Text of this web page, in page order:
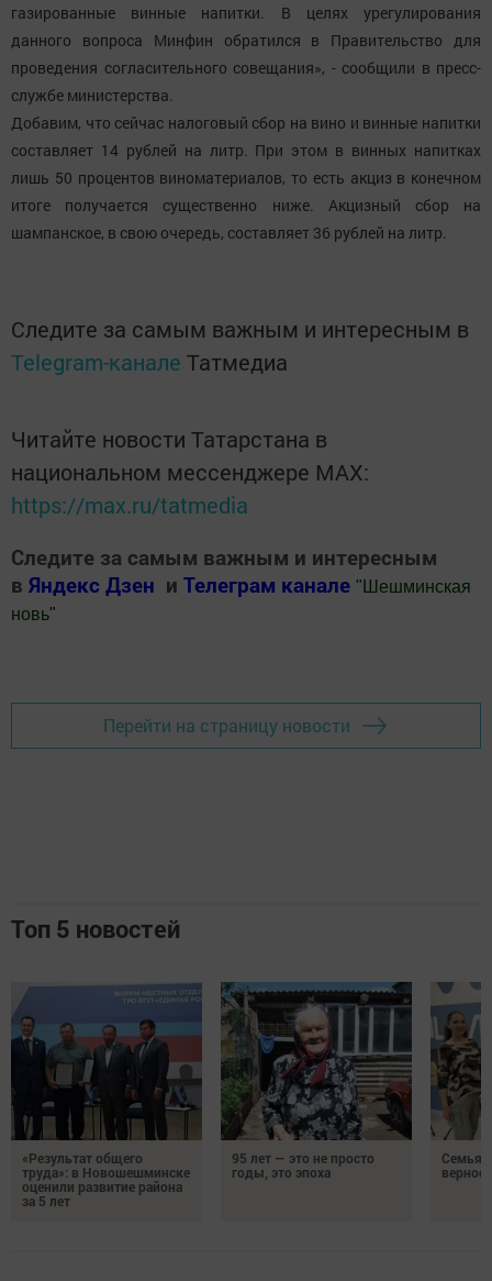
газированные винные напитки. В целях урегулирования
данного вопроса Минфин обратился в Правительство для
проведения согласительного совещания», - сообщили в пресс-
службе министерства.
Добавим, что сейчас налоговый сбор на вино и винные напитки
составляет 14 рублей на литр. При этом в винных напитках
лишь 50 процентов виноматериалов, то есть акциз в конечном
итоге получается существенно ниже. Акцизный сбор на
шампанское, в свою очередь, составляет 36 рублей на литр.
Следите за самым важным и интересным в
Telegram-канале Татмедиа
Читайте новости Татарстана в
национальном мессенджере MАХ:
https://max.ru/tatmedia
Следите за самым важным и интересным
в Яндекс Дзен и Телеграм канале " Шешминская
новь"
Перейти на страницу новости
Топ 5 новостей
«Результат общего
труда»: в Новошешминске
оценили развитие района
за 5 лет
95 лет — это не просто
годы, это эпоха
Семья